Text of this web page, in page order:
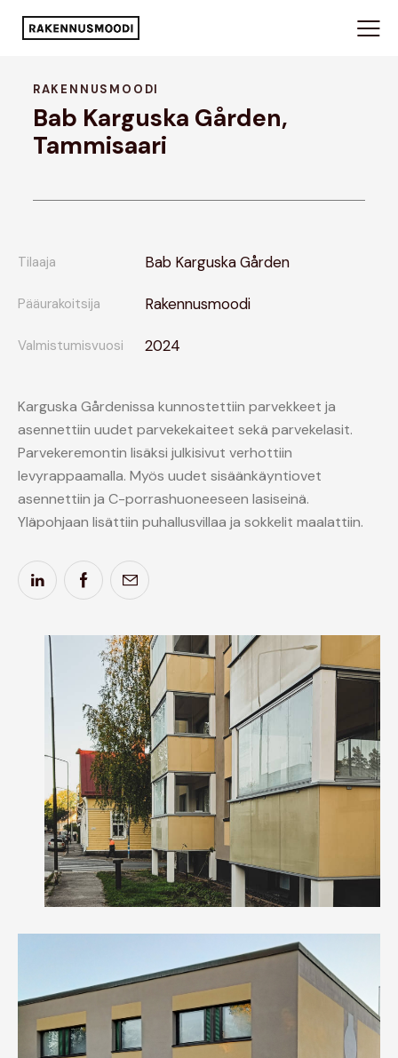
RAKENNUSMOODI
Bab Karguska Gården,
Tammisaari
Tilaaja Bab Karguska Gården
Pääurakoitsija Rakennusmoodi
Valmistumisvuosi 2024
Karguska Gårdenissa kunnostettiin parvekkeet ja
asennettiin uudet parvekekaiteet sekä parvekelasit.
Parvekeremontin lisäksi julkisivut verhottiin
levyrappaamalla. Myös uudet sisäänkäyntiovet
asennettiin ja C-porrashuoneeseen lasiseinä.
Yläpohjaan lisättiin puhallusvillaa ja sokkelit maalattiin.